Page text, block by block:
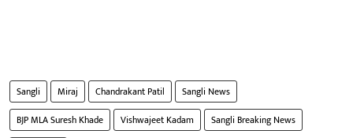
Sangli Miraj Chandrakant Patil
Sangli News
BJP MLA Suresh Khade
Vishwajeet Kadam
Sangli Breaking News